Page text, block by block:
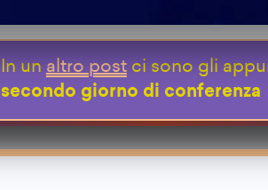
In un altro postci sono gli
secondo giorno di conferenza